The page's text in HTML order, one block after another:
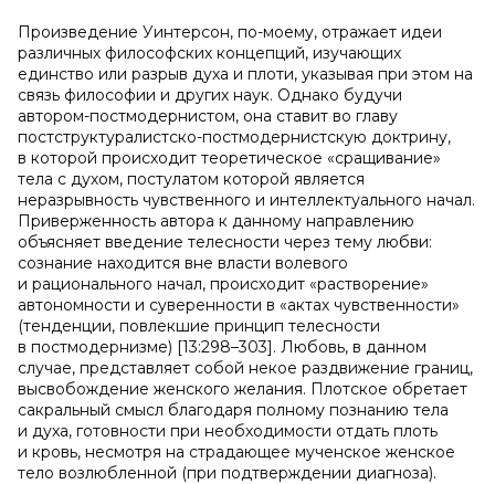
Произведение Уинтерсон, по-моему, отражает идеи
различных философских концепций, изучающих
единство или разрыв духа и плоти, указывая при этом на
связь философии и других наук. Однако будучи
автором-постмодернистом, она ставит во главу
постструктуралистско-постмодернистскую доктрину,
в которой происходит теоретическое «сращивание»
тела с духом, постулатом которой является
неразрывность чувственного и интеллектуального начал.
Приверженность автора к данному направлению
объясняет введение телесности через тему любви:
сознание находится вне власти волевого
и рационального начал, происходит «растворение»
автономности и суверенности в «актах чувственности»
(тенденции, повлекшие принцип телесности
в постмодернизме) [13:298–303]. Любовь, в данном
случае, представляет собой некое раздвижение границ,
высвобождение женского желания. Плотское обретает
сакральный смысл благодаря полному познанию тела
и духа, готовности при необходимости отдать плоть
и кровь, несмотря на страдающее мученское женское
тело возлюбленной (при подтверждении диагноза).